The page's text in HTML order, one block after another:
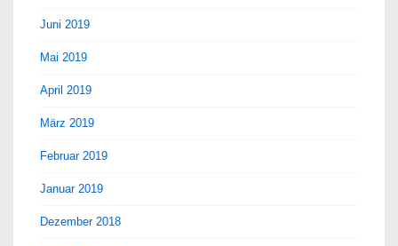
Juni 2019
Mai 2019
April 2019
März 2019
Februar 2019
Januar 2019
Dezember 2018